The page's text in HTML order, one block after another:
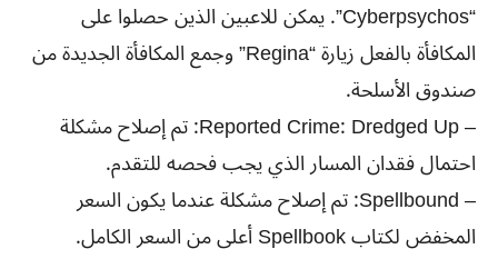
“Cyberpsychos”. يمكن للاعبين الذين حصلوا على
المكافأة بالفعل زيارة “Regina” وجمع المكافأة الجديدة من
صندوق الأسلحة.
– Reported Crime: Dredged Up: تم إصلاح مشكلة
احتمال فقدان المسار الذي يجب فحصه للتقدم.
– Spellbound: تم إصلاح مشكلة عندما يكون السعر
المخفض لكتاب Spellbook أعلى من السعر الكامل.